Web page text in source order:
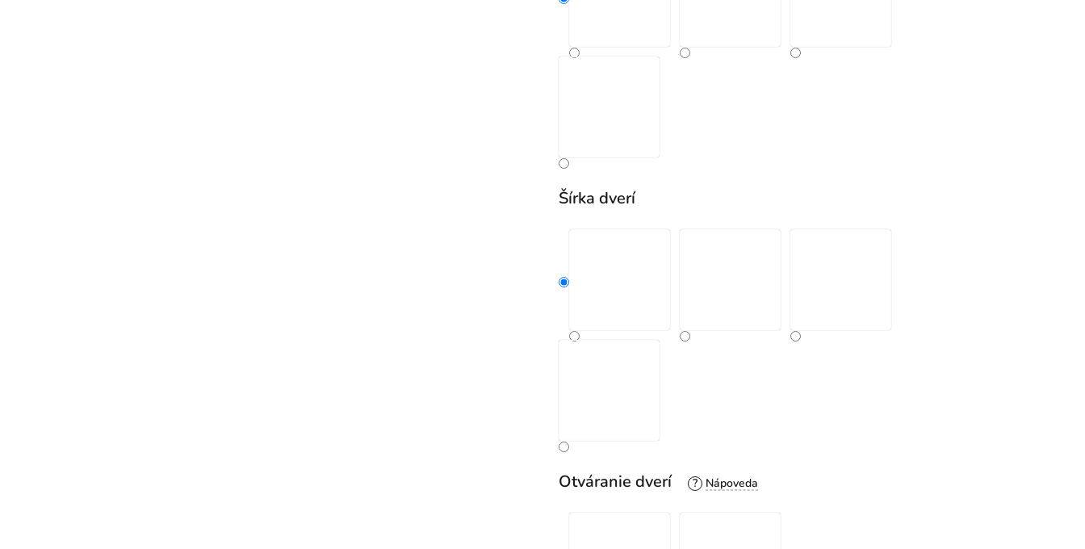
Šírka dverí
Otváranie dverí ?